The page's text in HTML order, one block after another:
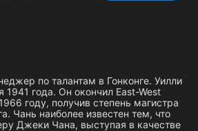
по талантам в Гонконге. Уилли
1941 года. Он окончил East-West
году, получив степень магистра
Чань наиболее известен тем, что
Джеки Чана, выступая в качестве